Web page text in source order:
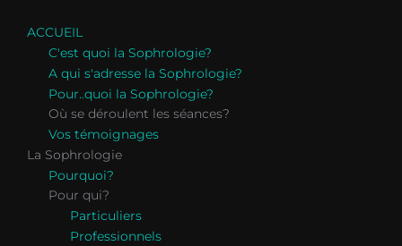
ACCUEIL
C'est quoi la Sophrologie?
A qui s'adresse la Sophrologie?
Pour..quoi la Sophrologie?
Où se déroulent les séances?
Vos témoignages
La Sophrologie
Pourquoi?
Pour qui?
Particuliers
Professionnels